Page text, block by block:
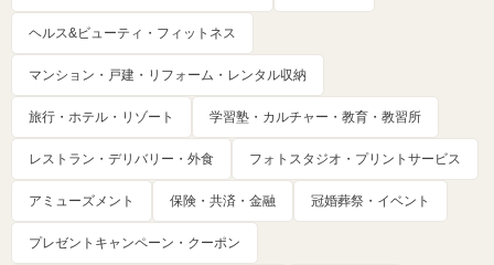
ヘルス&ビューティ・フィットネス
マンション・戸建・リフォーム・レンタル収納
旅行・ホテル・リゾート 学習塾・カルチャー・教育・教習所
レストラン・デリバリー・外食 フォトスタジオ・プリントサービス
アミューズメント 保険・共済・金融 冠婚葬祭・イベント
プレゼントキャンペーン・クーポン